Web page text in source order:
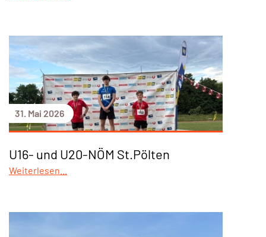
31. Mai 2026
U16- und U20-NÖM St.Pölten
Weiterlesen...